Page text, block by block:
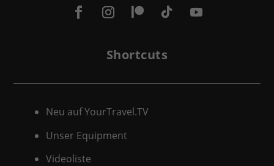
Shortcuts
Neu auf YourTravel.TV
Unser Equipment
Videoliste